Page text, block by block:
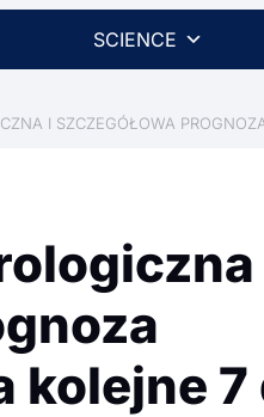
SCIENCE
I SZCZEGÓŁOWA
kolejne 7